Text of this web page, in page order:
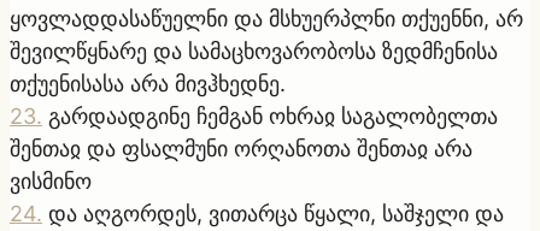
ყოვლადდასაწუელნი და მსხუერპლნი თქუენნი, არ
შევილწყნარე და სამაცხოვარობოსა ზედმჩენისა
თქუენისასა არა მივჰხედნე.
23. გარდაადგინე ჩემგან ოხრაჲ საგალობელთა
შენთაჲ და ფსალმუნი ორღანოთა შენთაჲ არა
ვისმინო
24. და აღგორდეს, ვითარცა წყალი, საშჯელი და